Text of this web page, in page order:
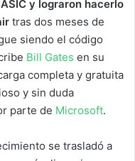
y lograron hacerlo
tras dos meses de
siendo el código
Bill Gates en su
completa y gratuita
y sin duda
parte de Microsoft.
se trasladó a